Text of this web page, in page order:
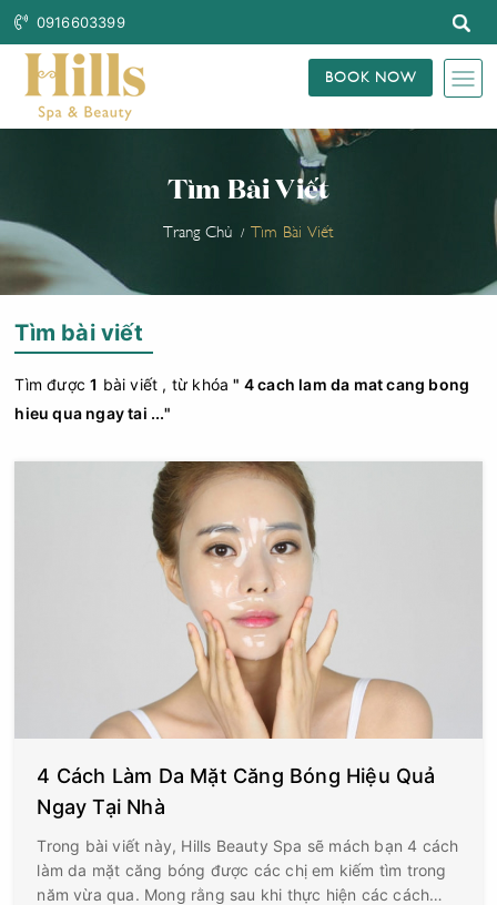
0916603399
BOOK NOW
Tìm Bài Viết
Trang Chủ Tìm Bài Viết
Tìm bài viết
Tìm được1 bài viết , từ khóa" 4 cach lam da mat cang bong
hieu qua ngay tai ..."
4 Cách Làm Da Mặt Căng Bóng Hiệu Quả
Ngay Tại Nhà
Trong bài viết này, Hills Beauty Spa sẽ mách bạn 4 cách
làm da mặt căng bóng được các chị em kiếm tìm trong
năm vừa qua. Mong rằng sau khi thực hiện các cách